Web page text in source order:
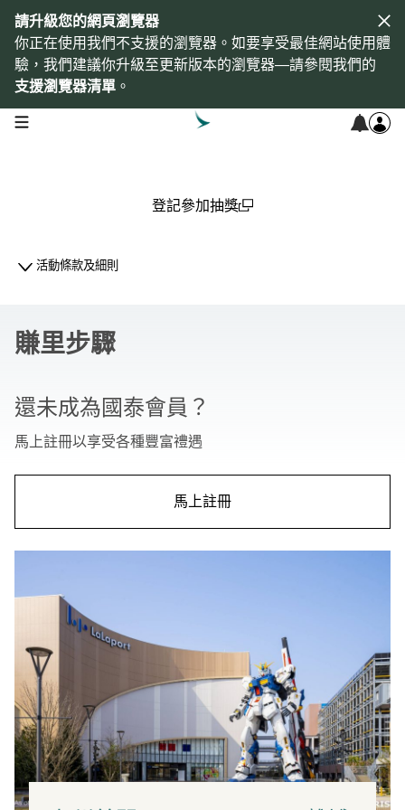
請升級您的網頁瀏覽器
你正在使用我們不支援的瀏覽器。如要享受最佳網站使用體
驗，我們建議你升級至更新版本的瀏覽器—請參閱我們的
支援瀏覽器清單 。
open navigation menu
登記參加抽獎
活動條款及細則
賺里步驟
還未成為國泰會員？
馬上註冊以享受各種豐富禮遇
馬上註冊